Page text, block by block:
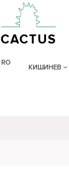
CACTUS
RO
КИШИНЕВ